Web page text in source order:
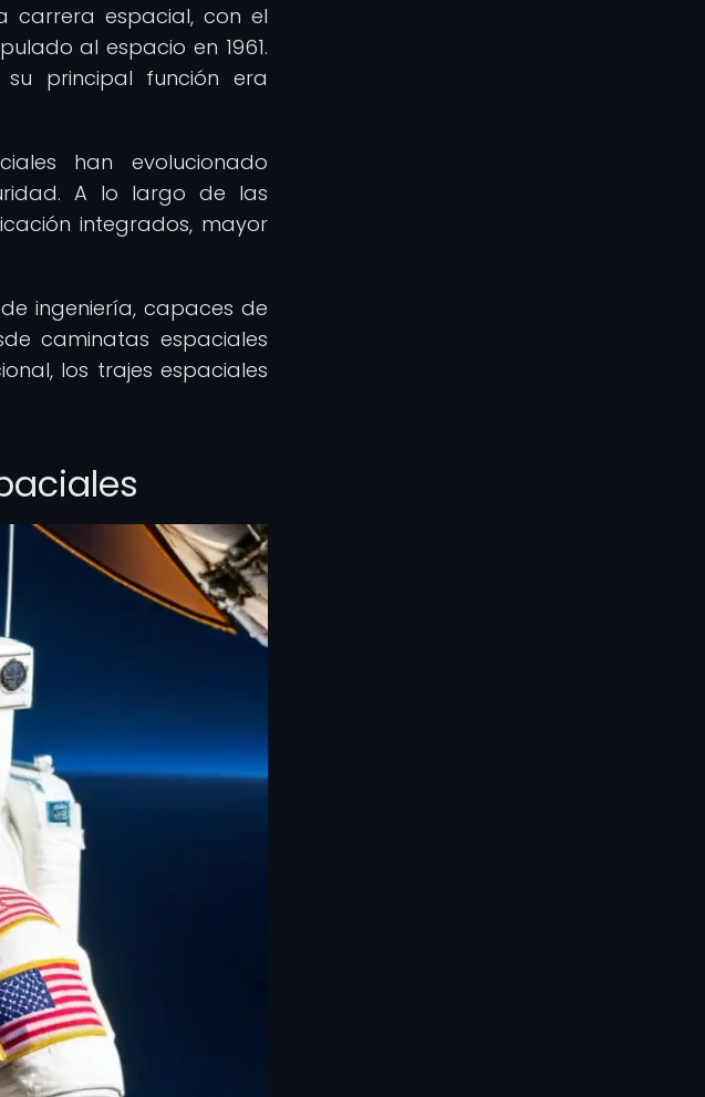
carrera espacial, con el
al espacio en 1961.
principal función era
han evolucionado
A lo largo de las
integrados, mayor
ingeniería, capaces de
caminatas espaciales
los trajes espaciales